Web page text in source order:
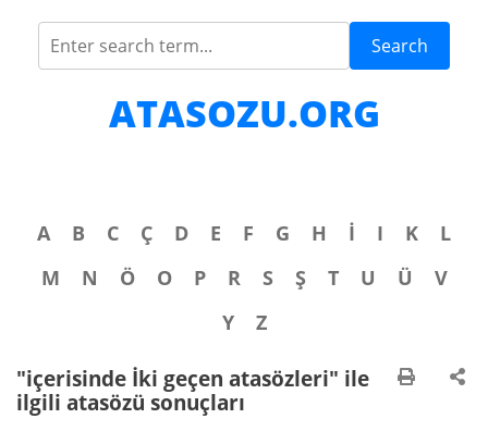
Search
ATASOZU.ORG
A B C Ç D E F G H İ I K
L
M
N Ö O P R S Ş T U Ü
V
Y
Z
"içerisinde İki geçen atasözleri" ile
ilgili atasözü sonuçları